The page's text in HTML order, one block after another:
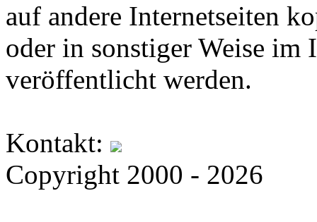
auf andere Internetseiten
oder in sonstiger Weise im
veröffentlicht werden.
Kontakt:
Copyright 2000 - 2026